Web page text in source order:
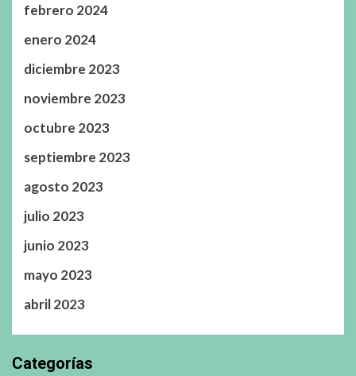
febrero 2024
enero 2024
diciembre 2023
noviembre 2023
octubre 2023
septiembre 2023
agosto 2023
julio 2023
junio 2023
mayo 2023
abril 2023
Categorías